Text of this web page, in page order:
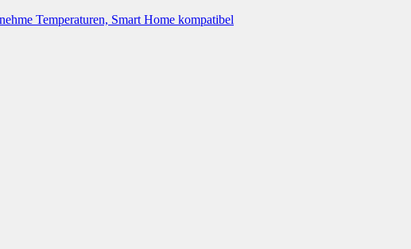
Temperaturen, Smart Home kompatibel